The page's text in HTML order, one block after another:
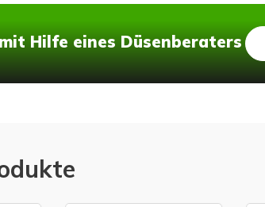
Hilfe eines Düsenberaters